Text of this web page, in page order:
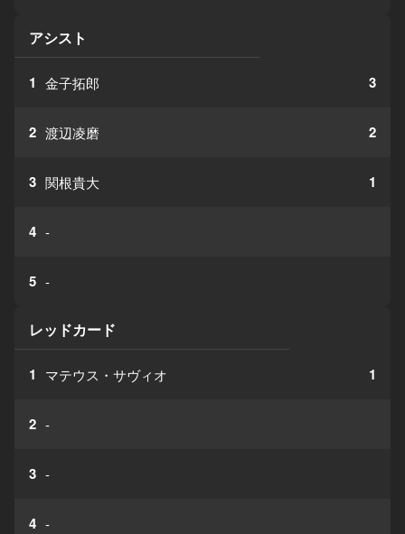
アシスト
1 金子拓郎 3
2 渡辺凌磨 2
3 関根貴大 1
4 -
5 -
レッドカード
1 マテウス・サヴィオ 1
2 -
3 -
4 -